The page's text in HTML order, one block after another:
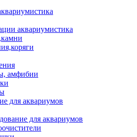
аквариумистика
амфибии
для аквариумов
для аквариумов